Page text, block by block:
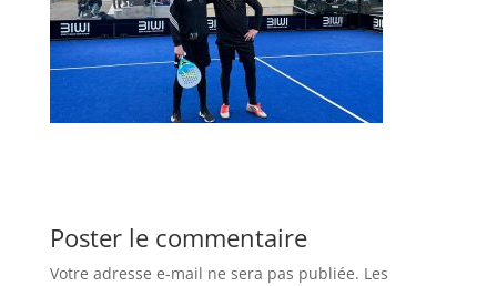
Poster le commentaire
Votre adresse e-mail ne sera pas publiée. Les